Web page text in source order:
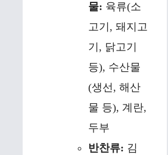
물: 육류(소
고기, 돼지고
기, 닭고기
등), 수산물
(생선, 해산
물 등), 계란,
두부
반찬류: 김